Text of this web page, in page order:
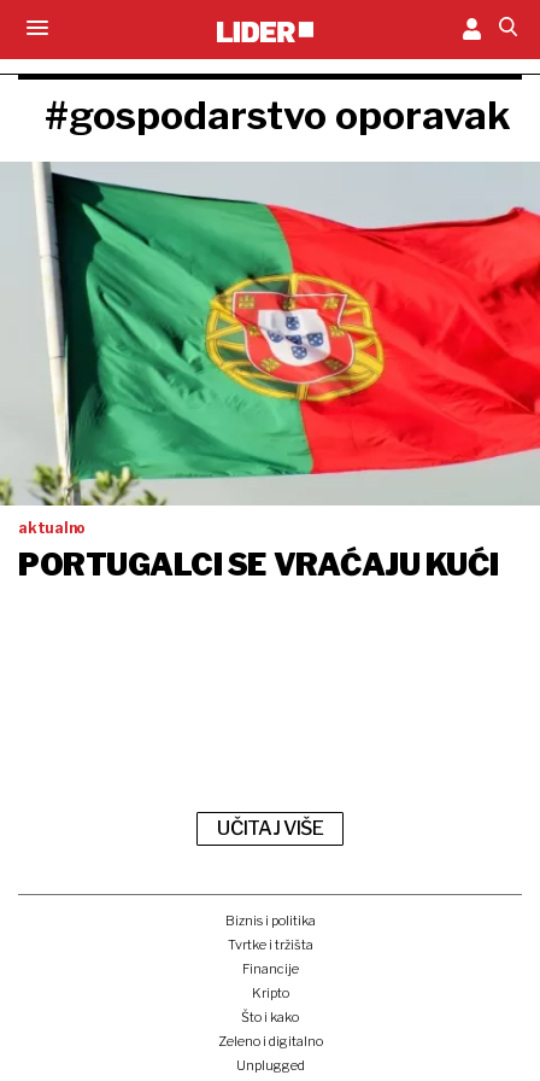
#gospodarstvo oporavak
aktualno
PORTUGALCI SE VRAĆAJU KUĆI
UČITAJ VIŠE
Biznis i politika
Tvrtke i tržišta
Financije
Kripto
Što i kako
Zeleno i digitalno
Unplugged